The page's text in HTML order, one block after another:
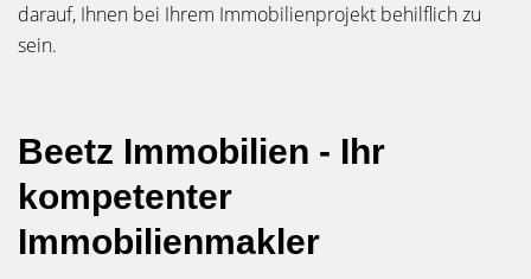
darauf, Ihnen bei Ihrem Immobilienprojekt behilflich zu
sein.
Beetz Immobilien - Ihr
kompetenter
Immobilienmakler